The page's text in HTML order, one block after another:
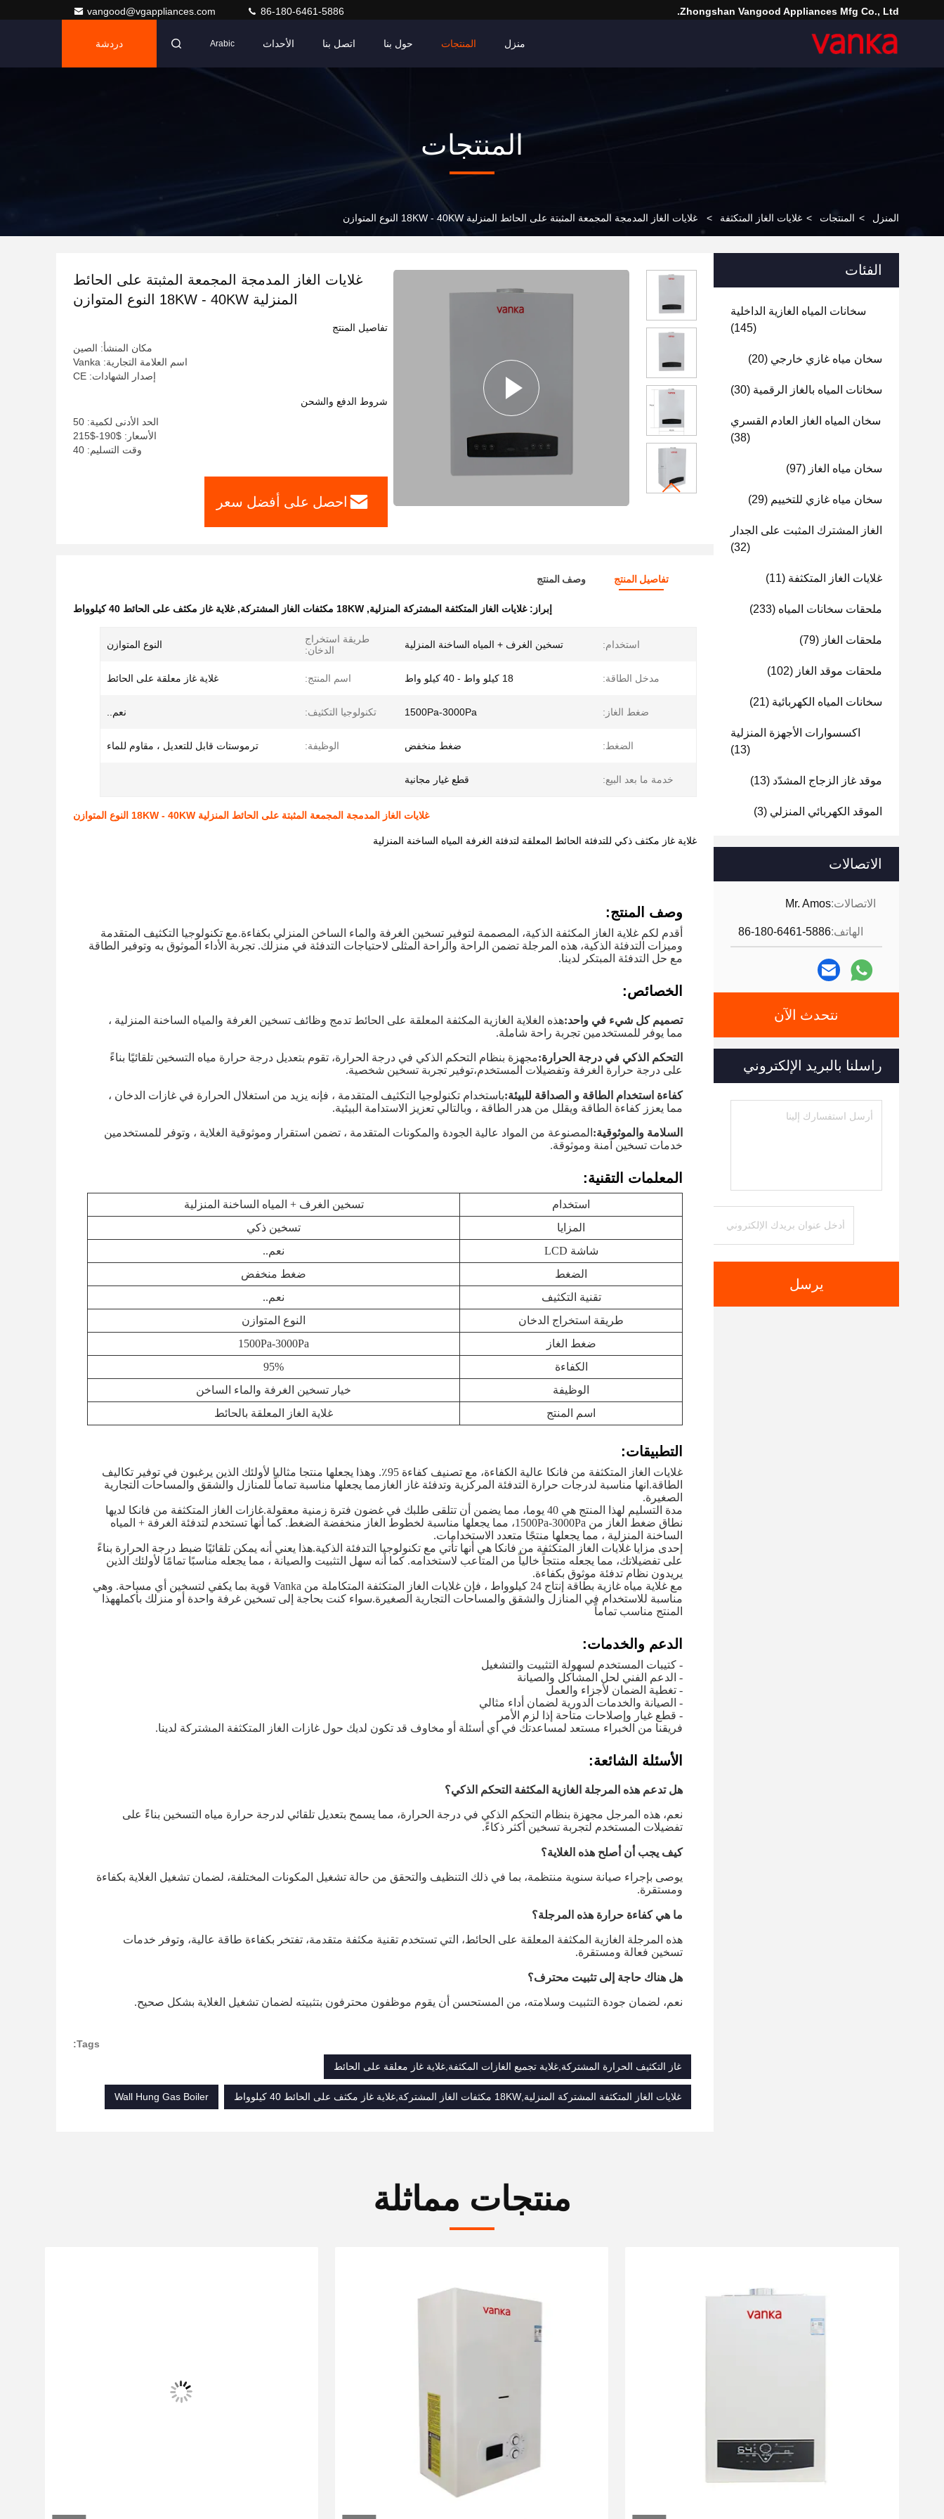
Zhongshan Vangood Appliances Mfg Co., Ltd.
vangood@vgappliances.com 86-180-6461-5886
منزل المنتجات حول بنا اتصل بنا الأحداث Arabic دردشة
المنتجات
المنزل > المنتجات > غلايات الغاز المتكثفة > غلايات الغاز المدمجة المجمعة المثبتة على الحائط المنزلية 18KW - 40KW النوع المتوازن
الفئات
سخانات المياه الغازية الداخلية
(145)
سخان مياه غازي خارجي (20)
سخانات المياه بالغاز الرقمية (30)
سخان المياه الغاز العادم القسري
(38)
سخان مياه الغاز (97)
سخان مياه غازي للتخييم (29)
الغاز المشترك المثبت على الجدار
(32)
غلايات الغاز المتكثفة (11)
ملحقات سخانات المياه (233)
ملحقات الغاز (79)
ملحقات موقد الغاز (102)
سخانات المياه الكهربائية (21)
اكسسوارات الأجهزة المنزلية
(13)
موقد غاز الزجاج المشدّد (13)
الموقد الكهربائي المنزلي (3)
الاتصالات
الاتصالات:Mr. Amos
الهاتف:86-180-6461-5886
نتحدث الآن
راسلنا بالبريد الإلكتروني
يرسل
غلايات الغاز المدمجة المجمعة المثبتة على الحائط
المنزلية 18KW - 40KW النوع المتوازن
تفاصيل المنتج
مكان المنشأ: الصين
اسم العلامة التجارية: Vanka
إصدار الشهادات: CE
شروط الدفع والشحن
الحد الأدنى لكمية: 50
الأسعار: $190-$215
وقت التسليم: 40
احصل على أفضل سعر
تفاصيل المنتج وصف المنتج
إبراز:غلايات الغاز المتكثفة المشتركة المنزلية, 18KW مكثفات الغاز المشتركة ,غلاية غاز مكثف على الحائط 40 كيلوواط
استخدام: تسخين الغرف + المياه الساخنة المنزلية
طريقة استخراج
الدخان:
النوع المتوازن
مدخل الطاقة: 18 كيلو واط - 40 كيلو واط اسم المنتج: غلاية غاز معلقة على الحائط
ضغط الغاز: 1500Pa-3000Pa تكنولوجيا التكثيف: نعم..
الضغط: ضغط منخفض الوظيفة: ترموستات قابل للتعديل ، مقاوم للماء
خدمة ما بعد البيع: قطع غيار مجانية
غلايات الغاز المدمجة المجمعة المثبتة على الحائط المنزلية 18KW - 40KW النوع المتوازن
غلاية غاز مكثف ذكي للتدفئة الحائط المعلقة لتدفئة الغرفة المياه الساخنة المنزلية
وصف المنتج:
أقدم لكم غلاية الغاز المكثفة الذكية، المصممة لتوفير تسخين الغرفة والماء الساخن المنزلي بكفاءة.مع تكنولوجيا التكثيف المتقدمة
وميزات التدفئة الذكية، هذه المرجلة تضمن الراحة والراحة المثلى لاحتياجات التدفئة في منزلك. تجربة الأداء الموثوق به وتوفير الطاقة
مع حل التدفئة المبتكر لدينا.
الخصائص:
تصميم كل شيء في واحد:هذه الغلاية الغازية المكثفة المعلقة على الحائط تدمج وظائف تسخين الغرفة والمياه الساخنة المنزلية ،
مما يوفر للمستخدمين تجربة راحة شاملة.
التحكم الذكي في درجة الحرارة:مجهزة بنظام التحكم الذكي في درجة الحرارة، تقوم بتعديل درجة حرارة مياه التسخين تلقائيًا بناءً
على درجة حرارة الغرفة وتفضيلات المستخدم،توفير تجربة تسخين شخصية.
كفاءة استخدام الطاقة و الصداقة للبيئة:باستخدام تكنولوجيا التكثيف المتقدمة ، فإنه يزيد من استغلال الحرارة في غازات الدخان ،
مما يعزز كفاءة الطاقة ويقلل من هدر الطاقة ، وبالتالي تعزيز الاستدامة البيئية.
السلامة والموثوقية: المصنوعة من المواد عالية الجودة والمكونات المتقدمة ، تضمن استقرار وموثوقية الغلاية ، وتوفر للمستخدمين
خدمات تسخين آمنة وموثوقة.
المعلمات التقنية:
استخدام
تسخين الغرف + المياه الساخنة المنزلية
المزايا
تسخين ذكي
شاشة LCD
نعم..
الضغط
ضغط منخفض
تقنية التكثيف
نعم..
طريقة استخراج الدخان
النوع المتوازن
ضغط الغاز
1500Pa-3000Pa
الكفاءة
95%
الوظيفة
خيار تسخين الغرفة والماء الساخن
اسم المنتج
غلاية الغاز المعلقة بالحائط
التطبيقات:
غلايات الغاز المتكثفة من فانكا عالية الكفاءة، مع تصنيف كفاءة 95٪. وهذا يجعلها منتجا مثاليا لأولئك الذين يرغبون في توفير تكاليف
الطاقة.انها مناسبة لدرجات حرارة التدفئة المركزية وتدفئة غاز الغازمما يجعلها مناسبة تماماً للمنازل والشقق والمساحات التجارية
الصغيرة.
مدة التسليم لهذا المنتج هي 40 يوما، مما يضمن أن تتلقى طلبك في غضون فترة زمنية معقولة.غازات الغاز المتكثفة من فانكا لديها
نطاق ضغط الغاز من 1500Pa-3000Pa، مما يجعلها مناسبة لخطوط الغاز منخفضة الضغط. كما أنها تستخدم لتدفئة الغرفة + المياه
الساخنة المنزلية ، مما يجعلها منتجًا متعدد الاستخدامات.
إحدى مزايا غلايات الغاز المتكثفة من فانكا هي أنها تأتي مع تكنولوجيا التدفئة الذكية.هذا يعني أنه يمكن تلقائيًا ضبط درجة الحرارة بناءً
على تفضيلاتك، مما يجعله منتجاً خالياً من المتاعب لاستخدامه. كما أنه سهل التثبيت والصيانة ، مما يجعله مناسبًا تمامًا لأولئك الذين
يريدون نظام تدفئة موثوق بكفاءة.
مع غلاية مياه غازية بطاقة إنتاج 24 كيلوواط ، فإن غلايات الغاز المتكثفة المتكاملة من Vanka قوية بما يكفي لتسخين أي مساحة. وهي
مناسبة للاستخدام في المنازل والشقق والمساحات التجارية الصغيرة.سواء كنت بحاجة إلى تسخين غرفة واحدة أو منزلك بأكملههذا
المنتج مناسب تماماً
الدعم والخدمات:
- كتيبات المستخدم لسهولة التثبيت والتشغيل
- الدعم الفني لحل المشاكل والصيانة
- تغطية الضمان لأجزاء والعمل
- الصيانة والخدمات الدورية لضمان أداء مثالي
- قطع غيار وإصلاحات متاحة إذا لزم الأمر
فريقنا من الخبراء مستعد لمساعدتك في أي أسئلة أو مخاوف قد تكون لديك حول غازات الغاز المتكثفة المشتركة لدينا.
الأسئلة الشائعة:
هل تدعم هذه المرجلة الغازية المكثفة التحكم الذكي؟
نعم، هذه المرجل مجهزة بنظام التحكم الذكي في درجة الحرارة، مما يسمح بتعديل تلقائي لدرجة حرارة مياه التسخين بناءً على
تفضيلات المستخدم لتجربة تسخين أكثر ذكاءً.
كيف يجب أن أصلح هذه الغلاية؟
يوصى بإجراء صيانة سنوية منتظمة، بما في ذلك التنظيف والتحقق من حالة تشغيل المكونات المختلفة، لضمان تشغيل الغلاية بكفاءة
ومستقرة.
ما هي كفاءة حرارة هذه المرجلة؟
هذه المرجلة الغازية المكثفة المعلقة على الحائط، التي تستخدم تقنية مكثفة متقدمة، تفتخر بكفاءة طاقة عالية، وتوفر خدمات
تسخين فعالة ومستقرة.
هل هناك حاجة إلى تثبيت محترف؟
نعم، لضمان جودة التثبيت وسلامته، من المستحسن أن يقوم موظفون محترفون بتثبيته لضمان تشغيل الغلاية بشكل صحيح.
Tags:
غاز التكثيف الحرارة المشتركة,غلاية تجميع الغازات المكثفة,غلاية غاز معلقة على الحائط
غلايات الغاز المتكثفة المشتركة المنزلية,18KW مكثفات الغاز المشتركة,غلاية غاز مكثف على الحائط 40 كيلوواط Wall Hung Gas Boiler
منتجات مماثلة